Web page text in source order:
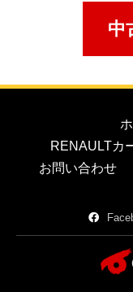
中
RENAULTカ
お問い合わせ